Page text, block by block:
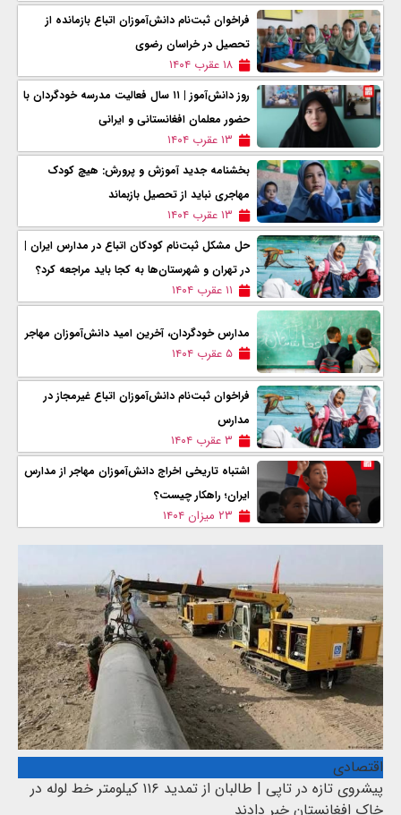
فراخوان ثبت‌نام دانش‌آموزان اتباع بازمانده از
تحصیل در خراسان رضوی
۱۸ عقرب ۱۴۰۴
روز دانش‌آموز | ۱۱ سال فعالیت مدرسه خودگردان با
حضور معلمان افغانستانی و ایرانی
۱۳ عقرب ۱۴۰۴
بخشنامه جدید آموزش و پرورش: هیچ کودک
مهاجری نباید از تحصیل بازبماند
۱۳ عقرب ۱۴۰۴
حل مشکل ثبت‌نام کودکان اتباع در مدارس ایران |
در تهران و شهرستان‌ها به کجا باید مراجعه کرد؟
۱۱ عقرب ۱۴۰۴
مدارس خودگردان، آخرین امید دانش‌آموزان مهاجر
۵ عقرب ۱۴۰۴
فراخوان ثبت‌نام دانش‌آموزان اتباع غیرمجاز در
مدارس
۳ عقرب ۱۴۰۴
اشتباه تاریخی اخراج دانش‌آموزان مهاجر از مدارس
ایران؛ راهکار چیست؟
۲۳ میزان ۱۴۰۴
اقتصادی
پیشروی تازه در تاپی | طالبان از تمدید ۱۱۶ کیلومتر خط لوله در
خاک افغانستان خبر دادند